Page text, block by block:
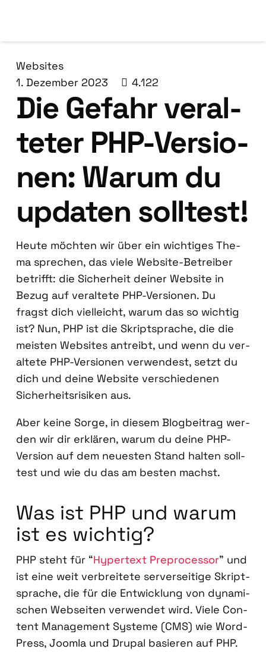
Websites
1. Dezember 2023
4.122
Die Gefahr ver­al­
te­ter PHP-Ver­sio­
nen: War­um du
upda­ten soll­test!
Heu­te möch­ten wir über ein wich­ti­ges The­
ma spre­chen, das vie­le Web­site-Betrei­ber
betrifft: die Sicher­heit dei­ner Web­site in
Bezug auf ver­al­te­te PHP-Ver­sio­nen. Du
fragst dich viel­leicht, war­um das so wich­tig
ist? Nun, PHP ist die Skript­spra­che, die die
meis­ten Web­sites antreibt, und wenn du ver­
al­te­te PHP-Ver­sio­nen ver­wen­dest, setzt du
dich und dei­ne Web­site ver­schie­de­nen
Sicher­heits­ri­si­ken aus.
Aber kei­ne Sor­ge, in die­sem Blog­bei­trag wer­
den wir dir erklä­ren, war­um du dei­ne PHP-
Ver­si­on auf dem neu­es­ten Stand hal­ten soll­
test und wie du das am bes­ten machst.
Was ist PHP und war­um
ist es wich­tig?
PHP steht für “Hyper­text Prepro­ces­sor” und
ist eine weit ver­brei­te­te ser­ver­sei­ti­ge Skript­
spra­che, die für die Ent­wick­lung von dyna­mi­
schen Web­sei­ten ver­wen­det wird. Vie­le Con­
tent Manage­ment Sys­te­me (CMS) wie Word­
Press, Joom­la und Drup­al basie­ren auf PHP.